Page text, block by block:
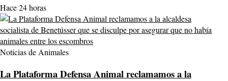
Hace 24 horas
Noticias de Animales
La Plataforma Defensa Animal reclamamos a la